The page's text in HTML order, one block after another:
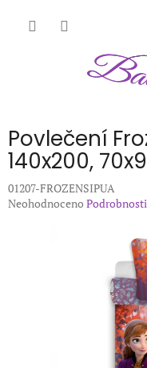
Povlečení
140x200,
01207-FROZENSIPUA
Průměrné
Neohodnoceno